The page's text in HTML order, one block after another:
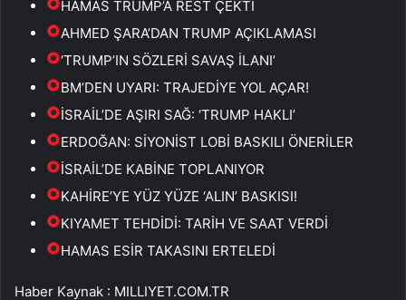
HAMAS TRUMP’A REST ÇEKTİ
AHMED ŞARA’DAN TRUMP AÇIKLAMASI
‘TRUMP’IN SÖZLERİ SAVAŞ İLANI’
BM’DEN UYARI: TRAJEDİYE YOL AÇAR!
İSRAİL’DE AŞIRI SAĞ: ‘TRUMP HAKLI’
ERDOĞAN: SİYONİST LOBİ BASKILI ÖNERİLER
İSRAİL’DE KABİNE TOPLANIYOR
KAHİRE’YE YÜZ YÜZE ‘ALIN’ BASKISI!
KIYAMET TEHDİDİ: TARİH VE SAAT VERDİ
HAMAS ESİR TAKASINI ERTELEDİ
Haber Kaynak : MILLIYET.COM.TR